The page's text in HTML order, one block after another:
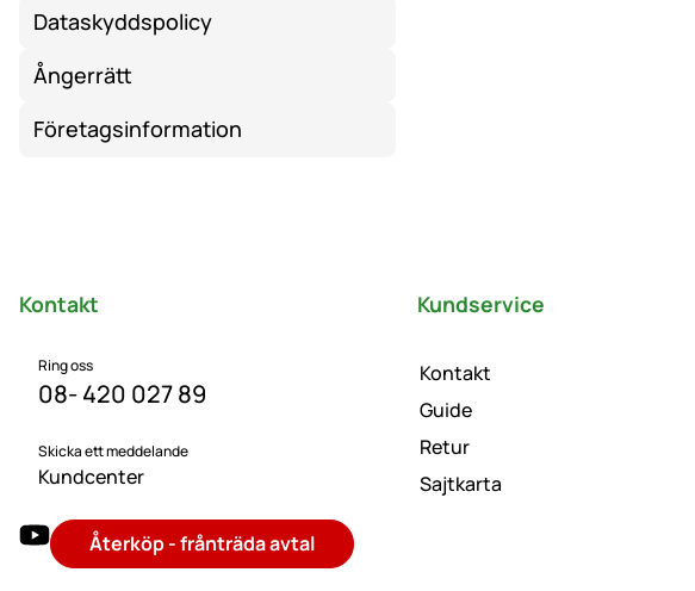
Dataskyddspolicy
Ångerrätt
Företagsinformation
Kontakt
Ring oss
08- 420 027 89
Skicka ett meddelande
Kundcenter
Återköp - frånträda avtal
Kundservice
Kontakt
Guide
Retur
Sajtkarta